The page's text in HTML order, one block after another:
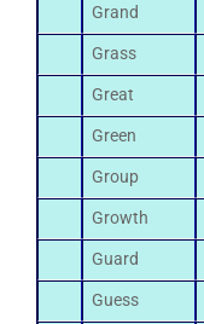
Grand
Grass
Great
Green
Group
Growth
Guard
Guess